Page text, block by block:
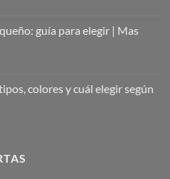
armario
guía para elegir | Mas
de
fregona
colores y cuál elegir según